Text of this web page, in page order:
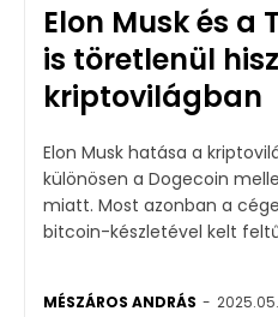
Elon Musk és a
is töretlenül
kriptovilágban
Elon Musk hatása a
különösen a Dogecoin
miatt. Most azonban a
MÉSZÁROS ANDRÁS -